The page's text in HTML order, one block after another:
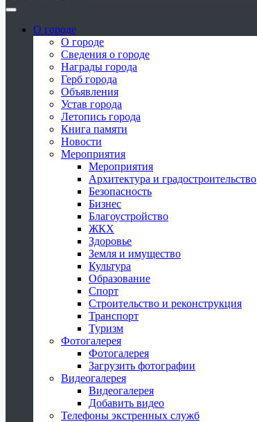
О городе
О городе
Сведения о городе
Награды города
Герб города
Объявления
Устав города
Летопись города
Книга памяти
Новости
Мероприятия
Мероприятия
Архитектура и градостроительство
Безопасность
Бизнес
Благоустройство
ЖКХ
Здоровье
Земля и имущество
Культура
Образование
Спорт
Строительство и реконструкция
Транспорт
Туризм
Фотогалерея
Фотогалерея
Загрузить фотографии
Видеогалерея
Видеогалерея
Добавить видео
Телефоны экстренных служб